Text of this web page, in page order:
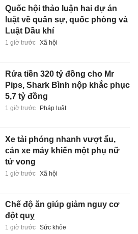
Quốc hội thảo luận hai dự án
luật về quân sự, quốc phòng và
Luật Dầu khí
1 giờ trước Xã hội
Rửa tiền 320 tỷ đồng cho Mr
Pips, Shark Bình nộp khắc phục
5,7 tỷ đồng
1 giờ trước Pháp luật
Xe tải phóng nhanh vượt ẩu,
cán xe máy khiến một phụ nữ
tử vong
1 giờ trước Xã hội
Chế độ ăn giúp giảm nguy cơ
đột quỵ
1 giờ trước Sức khỏe